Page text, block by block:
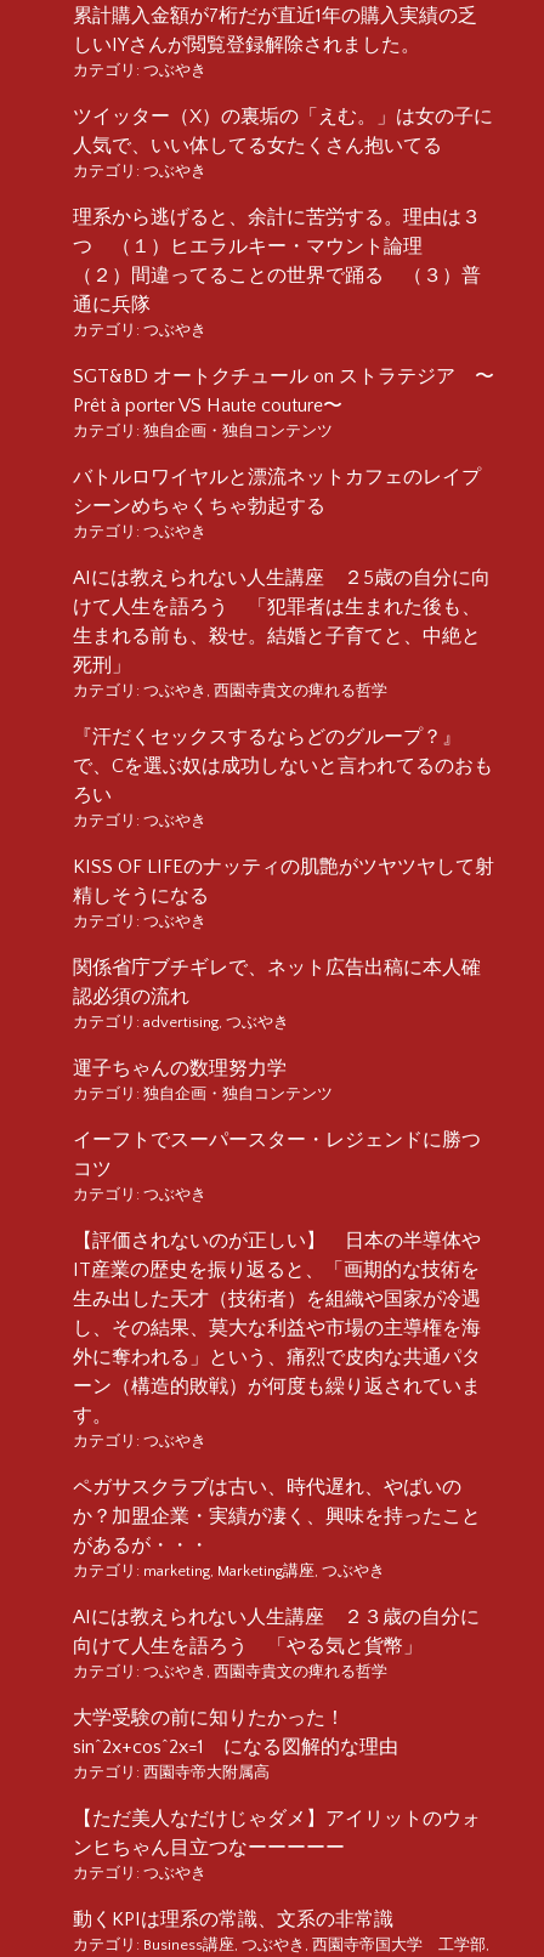
累計購入金額が7桁だが直近1年の購入実績の乏
しいIYさんが閲覧登録解除されました。
カテゴリ: つぶやき
ツイッター（X）の裏垢の「えむ。」は女の子に
人気で、いい体してる女たくさん抱いてる
カテゴリ: つぶやき
理系から逃げると、余計に苦労する。理由は３
つ （１）ヒエラルキー・マウント論理
（２）間違ってることの世界で踊る （３）普
通に兵隊
カテゴリ: つぶやき
SGT&BD オートクチュール on ストラテジア 〜
Prêt à porter VS Haute couture〜
カテゴリ: 独自企画・独自コンテンツ
バトルロワイヤルと漂流ネットカフェのレイプ
シーンめちゃくちゃ勃起する
カテゴリ: つぶやき
AIには教えられない人生講座 ２5歳の自分に向
けて人生を語ろう 「犯罪者は生まれた後も、
生まれる前も、殺せ。結婚と子育てと、中絶と
死刑」
カテゴリ: つぶやき , 西園寺貴文の痺れる哲学
『汗だくセックスするならどのグループ？』
で、Cを選ぶ奴は成功しないと言われてるのおも
ろい
カテゴリ: つぶやき
KISS OF LIFEのナッティの肌艶がツヤツヤして射
精しそうになる
カテゴリ: つぶやき
関係省庁ブチギレで、ネット広告出稿に本人確
認必須の流れ
カテゴリ: advertising, つぶやき
運子ちゃんの数理努力学
カテゴリ: 独自企画・独自コンテンツ
イーフトでスーパースター・レジェンドに勝つ
コツ
カテゴリ: つぶやき
【評価されないのが正しい】 日本の半導体や
IT産業の歴史を振り返ると、「画期的な技術を
生み出した天才（技術者）を組織や国家が冷遇
し、その結果、莫大な利益や市場の主導権を海
外に奪われる」という、痛烈で皮肉な共通パタ
ーン（構造的敗戦）が何度も繰り返されていま
す。
カテゴリ: つぶやき
ペガサスクラブは古い、時代遅れ、やばいの
か？加盟企業・実績が凄く、興味を持ったこと
があるが・・・
カテゴリ: marketing, Marketing講座, つぶやき
AIには教えられない人生講座 ２３歳の自分に
向けて人生を語ろう 「やる気と貨幣」
カテゴリ: つぶやき , 西園寺貴文の痺れる哲学
大学受験の前に知りたかった！
sin^2x+cos^2x=1 になる図解的な理由
カテゴリ: 西園寺帝大附属高
【ただ美人なだけじゃダメ】アイリットのウォ
ンヒちゃん目立つなーーーーー
カテゴリ: つぶやき
動くKPIは理系の常識、文系の非常識
カテゴリ: Business講座, つぶやき , 西園寺帝国大学 工学部,